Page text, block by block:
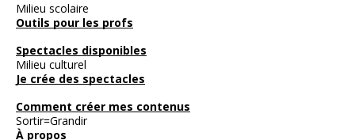
Milieu scolaire
Outils pour les profs
Spectacles disponibles
Milieu culturel
Je crée des spectacles
Comment créer mes contenus
Sortir=Grandir
À propos